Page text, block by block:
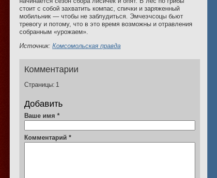
стоит с собой захватить компас, спички и заряженный
мобильник — чтобы не заблудиться. Эмчеэчсоцы бьют
тревогу и потому, что в это время возможны и отравления
собранным «урожаем».
Источник: Комсомольская правда
Комментарии
Страницы: 1
Добавить
Ваше имя *
Комментарий *